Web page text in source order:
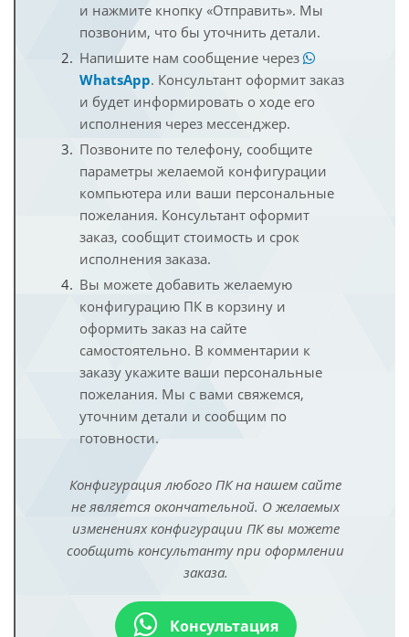
и нажмите кнопку «Отправить». Мы
позвоним, что бы уточнить детали.
Напишите нам сообщение через
WhatsApp. Консультант оформит заказ
и будет информировать о ходе его
исполнения через мессенджер.
Позвоните по телефону, сообщите
параметры желаемой конфигурации
компьютера или ваши персональные
пожелания. Консультант оформит
заказ, сообщит стоимость и срок
исполнения заказа.
Вы можете добавить желаемую
конфигурацию ПК в корзину и
оформить заказ на сайте
самостоятельно. В комментарии к
заказу укажите ваши персональные
пожелания. Мы с вами свяжемся,
уточним детали и сообщим по
готовности.
Конфигурация любого ПК на нашем сайте
не является окончательной. О желаемых
изменениях конфигурации ПК вы можете
сообщить консультанту при оформлении
заказа.
Консультация